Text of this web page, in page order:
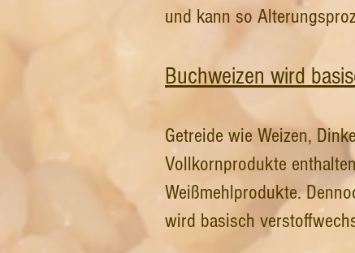
und kann so
Buchweizen wird
Getreide wie Weizen,
Vollkornprodukte
Weißmehlprodukte.
wird basisch